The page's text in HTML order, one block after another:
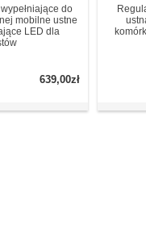
do
mobilne ustne
LED dla
639,00zł